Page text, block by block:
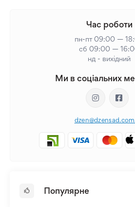
Час роботи
пн-пт 09:00 —
сб 09:00 —
нд - вихідний
Ми в соціальних
Популярне